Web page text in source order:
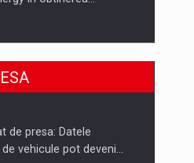
DIN MEDIUL
ACADEMIC SI
Piatra Craiului 2026,
de presa: Datele
vehicule pot deveni…